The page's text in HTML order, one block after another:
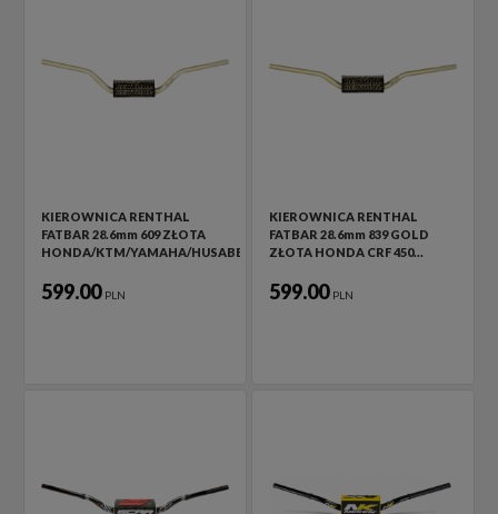
KIEROWNICA RENTHAL
FATBAR 28.6mm 609 ZŁOTA
HONDA/KTM/YAMAHA/HUSABERG/GAS…
599.00 PLN
KIEROWNICA RENTHAL
FATBAR 28.6mm 839 GOLD
ZŁOTA HONDA CRF 450…
599.00 PLN